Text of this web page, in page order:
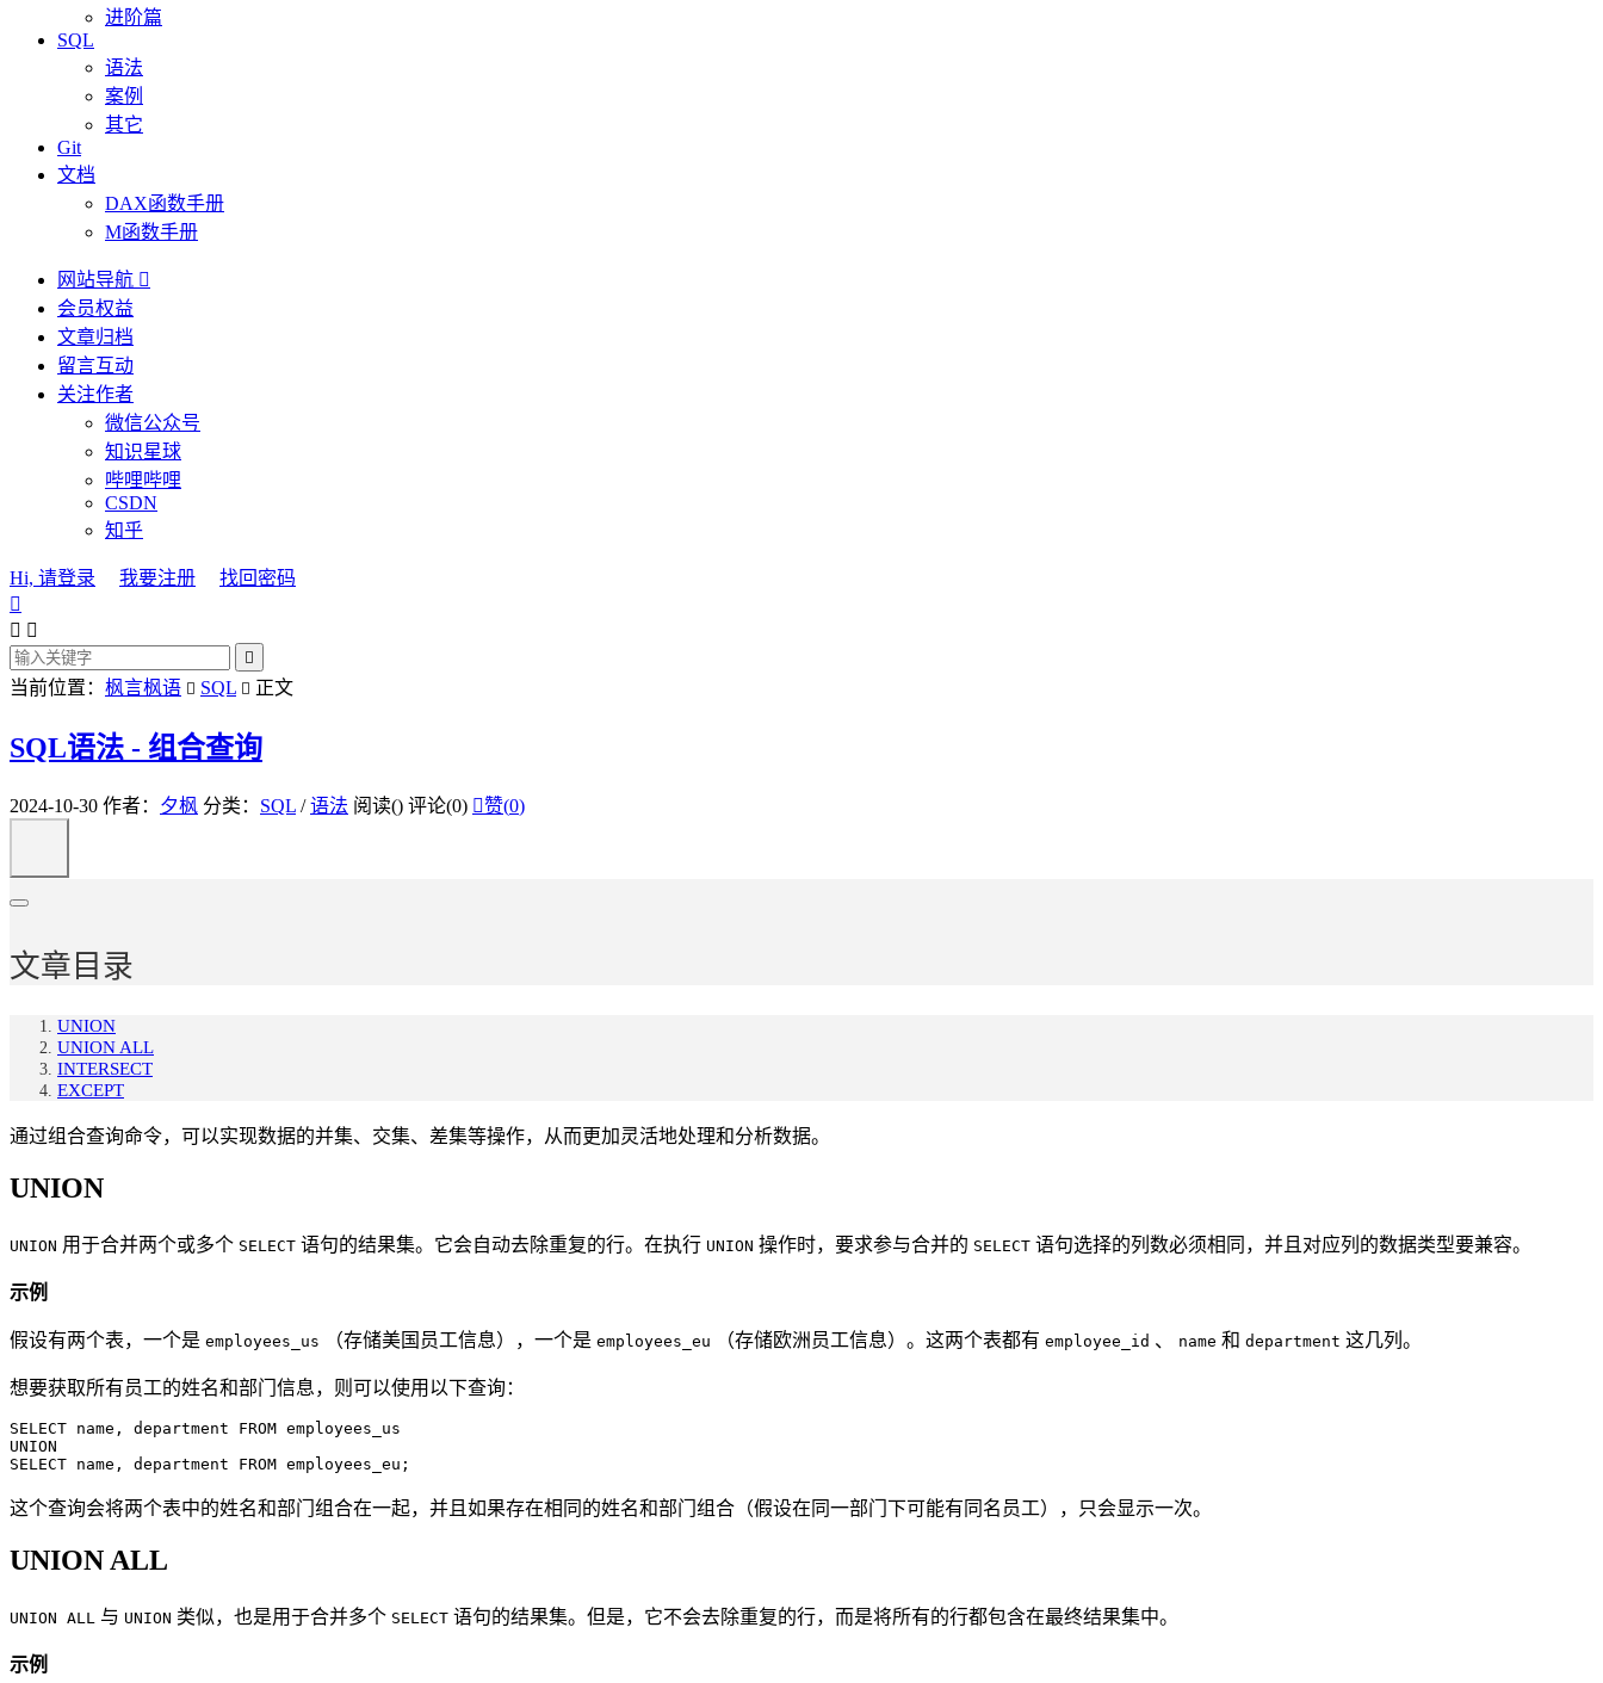
进阶篇
SQL
语法
案例
其它
Git
文档
DAX函数手册
M函数手册
网站导航 
会员权益
文章归档
留言互动
关注作者
微信公众号
知识星球
哔哩哔哩
CSDN
知乎
Hi, 请登录 我要注册
找回密码

 

当前位置： 枫言枫语  SQL  正文
SQL语法 - 组合查询
2024-10-30 作者： 夕枫 分类： SQL /语法 阅读() 评论(0) 赞(0)
文章目录
UNION
UNION ALL
INTERSECT
EXCEPT
通过组合查询命令，可以实现数据的并集、交集、差集等操作，从而更加灵活地处理和分析数据。
UNION
UNION 用于合并两个或多个 SELECT 语句的结果集。它会自动去除重复的行。在执行 UNION 操作时，要求参与合并的 SELECT 语句选择的列数必须相同，并且对应列的数据类型要兼容。
示例
假设有两个表，一个是 employees_us （存储美国员工信息），一个是 employees_eu （存储欧洲员工信息）。这两个表都有 employee_id 、 name 和 department 这几列。
想要获取所有员工的姓名和部门信息，则可以使用以下查询：
SELECT name, department FROM employees_us
UNION
SELECT name, department FROM employees_eu;
这个查询会将两个表中的姓名和部门组合在一起，并且如果存在相同的姓名和部门组合（假设在同一部门下可能有同名员工），只会显示一次。
UNION ALL
UNION ALL 与 UNION 类似，也是用于合并多个 SELECT 语句的结果集。但是，它不会去除重复的行，而是将所有的行都包含在最终结果集中。
示例